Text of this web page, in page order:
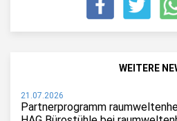
WEITERE
21.07.2026
Partnerprogramm